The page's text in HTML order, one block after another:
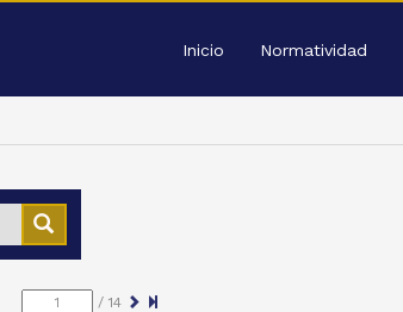
Inicio Normatividad
/ 14